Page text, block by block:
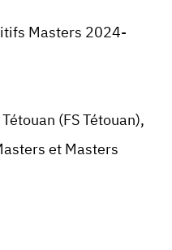
Masters 2024-
(FS Tétouan),
et Masters